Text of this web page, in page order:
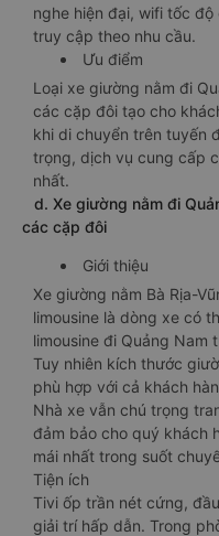
nghe hiện đại, wifi tốc
truy cập theo nhu cầu.
Ưu điểm
Loại xe giường nằm đi
các cặp đôi tạo cho
khi di chuyển trên tuyến
trọng, dịch vụ cung cấp
nhất.
d. Xe giường nằm đi
các cặp đôi
Giới thiệu
Xe giường nằm Bà Rịa-
limousine là dòng xe có
limousine đi Quảng Nam
Tuy nhiên kích thước
phù hợp với cả khách
Nhà xe vẫn chú trọng
đảm bảo cho quý khách
mái nhất trong suốt
Tiện ích
Tivi ốp trần nét cứng,
giải trí hấp dẫn. Trong